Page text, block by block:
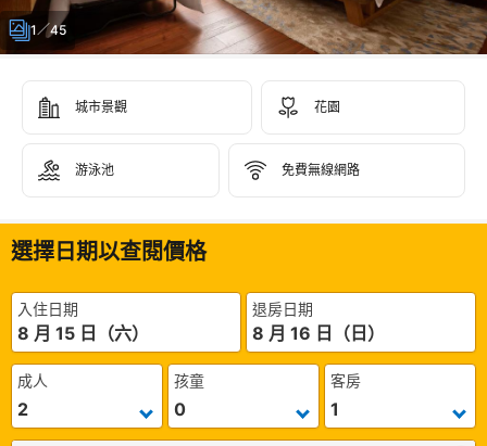
1／45
城市景觀 花園
游泳池 免費無線網路
選擇日期以查閱價格
入住日期
8 月 15 日（六）
退房日期
8 月 16 日（日）
成人 孩童 客房